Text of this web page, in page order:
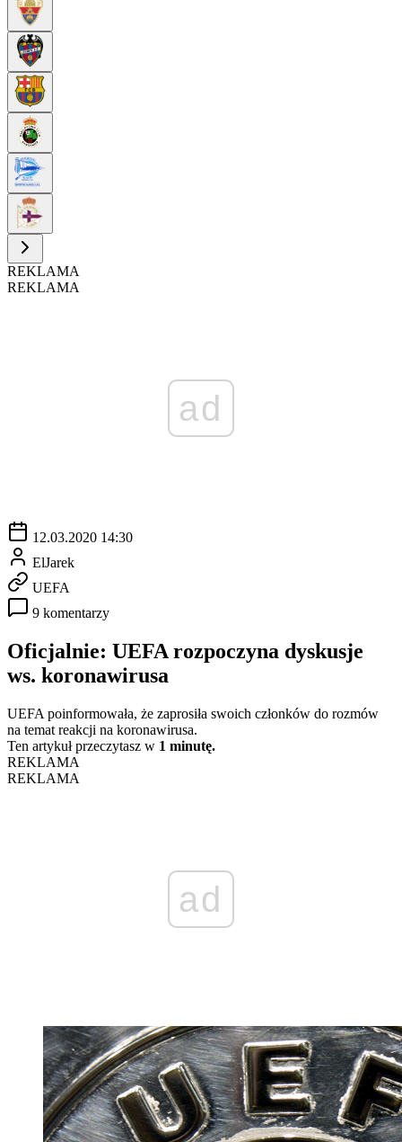
REKLAMA
REKLAMA
ad
12.03.2020 14:30
ElJarek
UEFA
9 komentarzy
Oficjalnie: UEFA rozpoczyna dyskusje
ws. koronawirusa
UEFA poinformowała, że zaprosiła swoich członków do rozmów
na temat reakcji na koronawirusa.
Ten artykuł przeczytasz w 1 minutę.
REKLAMA
REKLAMA
ad